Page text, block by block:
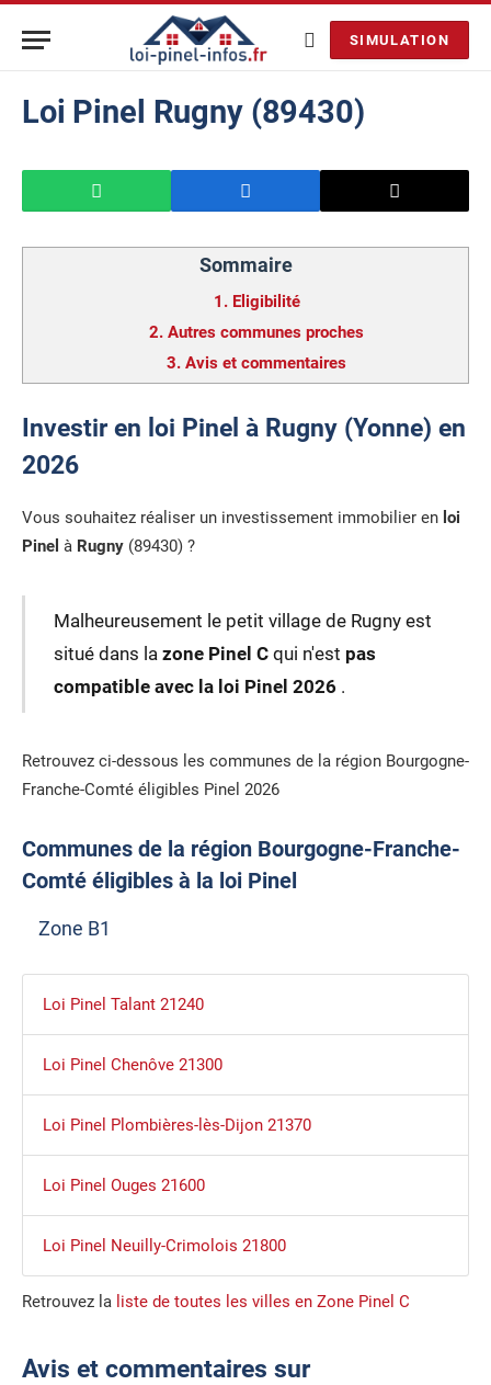
SIMULATION
Loi Pinel Rugny (89430)
Sommaire
1. Eligibilité
2. Autres communes proches
3. Avis et commentaires
Investir en loi Pinel à Rugny (Yonne) en
2026
Vous souhaitez réaliser un investissement immobilier en loi
Pinel à Rugny (89430) ?
Malheureusement le petit village de Rugny est
situé dans la zone Pinel Cqui n'est pas
compatible avec la loi Pinel 2026 .
Retrouvez ci-dessous les communes de la région Bourgogne-
Franche-Comté éligibles Pinel 2026
Communes de la région Bourgogne-Franche-
Comté éligibles à la loi Pinel
Zone B1
Loi Pinel Talant 21240
Loi Pinel Chenôve 21300
Loi Pinel Plombières-lès-Dijon 21370
Loi Pinel Ouges 21600
Loi Pinel Neuilly-Crimolois 21800
Retrouvez la liste de toutes les villes en Zone Pinel C
Avis et commentaires sur